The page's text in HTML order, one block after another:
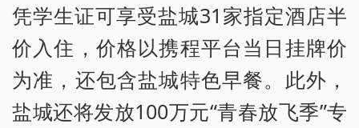
凭学生证可享受盐城31家指定酒店半
价入住，价格以携程平台当日挂牌价
为准，还包含盐城特色早餐。此外，
盐城还将发放100万元“青春放飞季”专